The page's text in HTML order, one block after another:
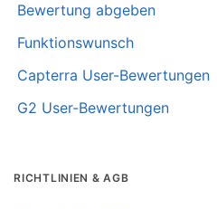
Bewertung abgeben
Funktionswunsch
Capterra User-Bewertungen
G2 User-Bewertungen
RICHTLINIEN & AGB